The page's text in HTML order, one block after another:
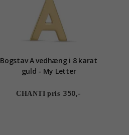
Bogstav A vedhæng i 8 karat
guld - My Letter
CHANTI pris 350,-